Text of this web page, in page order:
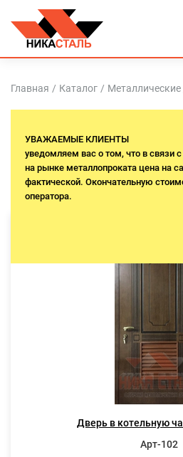
Главная / Каталог / Металлические
Дверь в котельную
Арт-102
УВАЖАЕМЫЕ КЛИЕНТЫ
уведомляем вас о том, что в связи
на рынке металлопроката цена на
фактической. Окончательную
оператора.